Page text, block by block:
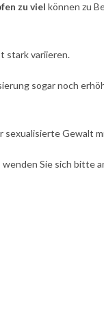
zu viel können zu
stark variieren.
sogar noch
sexualisierte Gewalt
Sie sich bitte